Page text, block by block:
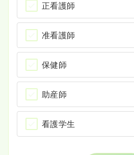
正看護師
准看護師
保健師
助産師
看護学生